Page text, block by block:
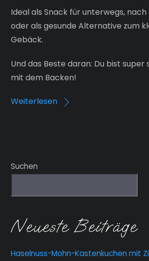
Ideal als Snack für unterwegs,
oder als gesunde Alternative zum
Gebäck.
Und das Beste daran: Du bist
mit dem Backen!
Weiterlesen
Suchen
Neueste Beiträge
Haselnuss-Mohn-Kastenkuchen mit